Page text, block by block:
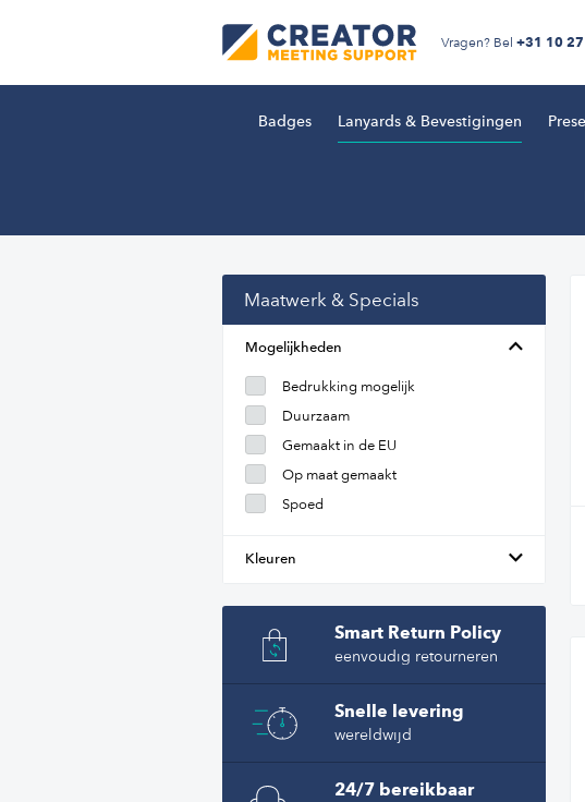
Vragen? Bel +31 10
Badges Lanyards & Bevestigingen
Maatwerk & Specials
Mogelijkheden
Bedrukking mogelijk
Duurzaam
Gemaakt in de EU
Op maat gemaakt
Spoed
Kleuren
Smart Return Policy
eenvoudig retourneren
Snelle levering
wereldwijd
24/7 bereikbaar